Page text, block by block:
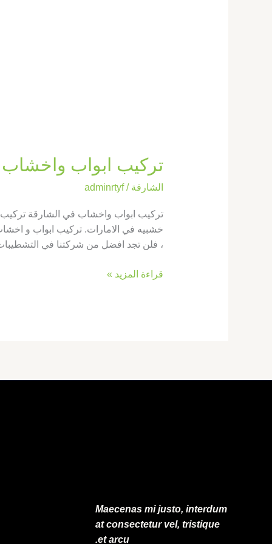
تركيب ابواب واخشاب في الشارقة
الشارقة /
adminrtyf
تركيب ابواب واخشاب في الشارقة
خشبيه في الامارات. تركيب ابواب و
، فلن تجد افضل من شركتنا في
قراءة المزيد »
Maecenas mi justo, interdum
at consectetur vel, tristique
et arcu.